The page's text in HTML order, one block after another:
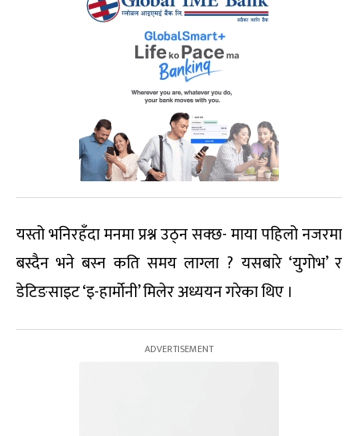
यस्तो भनिरहँदा मनमा प्रश्न उठ्न सक्छ- माया पहिलो नजरमा
बस्दैन भने बस्न कति समय लाग्ला ? यसबारे ‘युगोभ’ र
डेटिङसाइट ‘इ-हार्मोनी’ मिलेर अध्ययन गरेका थिए ।